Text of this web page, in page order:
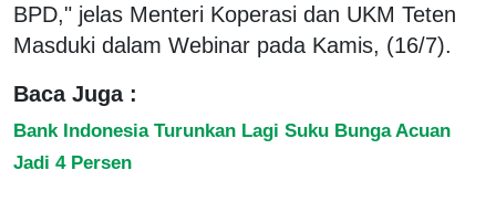
BPD," jelas Menteri Koperasi dan UKM Teten
Masduki dalam Webinar pada Kamis, (16/7).
Baca Juga :
Bank Indonesia Turunkan Lagi Suku Bunga Acuan
Jadi 4 Persen